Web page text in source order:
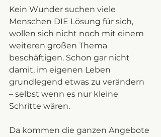
Kein Wunder suchen viele
Menschen DIE Lösung für sich,
wollen sich nicht noch mit einem
weiteren großen Thema
beschäftigen. Schon gar nicht
damit, im eigenen Leben
grundlegend etwas zu verändern
– selbst wenn es nur kleine
Schritte wären.
Da kommen die ganzen Angebote